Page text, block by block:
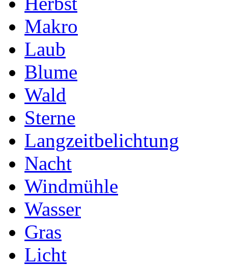
Makro
Laub
Blume
Wald
Sterne
Langzeitbelichtung
Nacht
Windmühle
Wasser
Gras
Licht